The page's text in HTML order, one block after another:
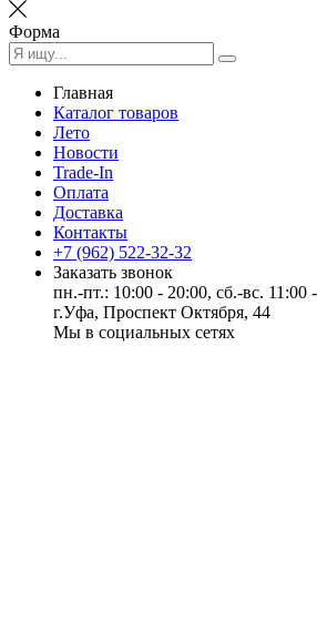
Форма
Главная
Каталог товаров
Лето
Новости
Trade-In
Оплата
Доставка
Контакты
+7 (962) 522-32-32
Заказать звонок
пн.-пт.: 10:00 - 20:00, сб.-вс. 11:00
г.Уфа, Проспект Октября, 44
Мы в социальных сетях